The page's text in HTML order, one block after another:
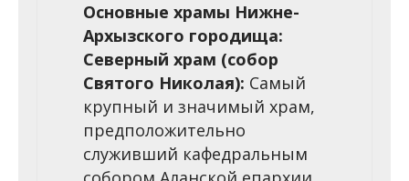
Основные храмы Нижне-
Архызского городища:
Северный храм (собор
Святого Николая): Самый
крупный и значимый храм,
предположительно
служивший кафедральным